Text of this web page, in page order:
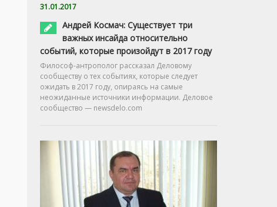
31.01.2017
Андрей Космач: Существует три
важных инсайда относительно
событий, которые произойдут в 2017 году
Философ-антрополог рассказал Деловому
сообществу о тех событиях, которые следует
ожидать в 2017 году, опираясь на самые
неожиданные источники информации. Деловое
сообщество — newsdelo.com